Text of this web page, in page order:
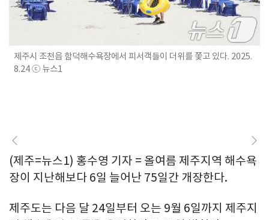
제주시 조천읍 함덕해수욕장에서 피서객들이 더위를 쫓고 있다. 2025.
8.24 ⓒ 뉴스1
(제주=뉴스1) 홍수영 기자 = 올여름 제주지역 해수욕
장이 지난해보다 6일 늘어난 75일간 개장한다.
제주도는 다음 달 24일부터 오는 9월 6일까지 제주지